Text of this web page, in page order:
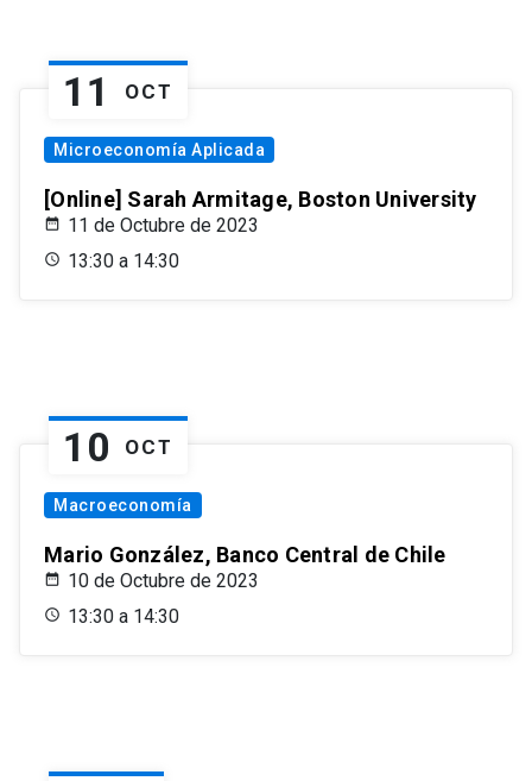
11 OCT
Microeconomía Aplicada
[Online] Sarah Armitage, Boston University
11 de Octubre de 2023
13:30 a 14:30
10 OCT
Macroeconomía
Mario González, Banco Central de Chile
10 de Octubre de 2023
13:30 a 14:30